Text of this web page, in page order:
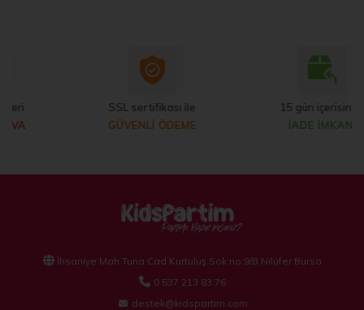
SSL sertifikası ile
GÜVENLİ ÖDEME
15 gün içerisinde
İADE İMKANI
İhsaniye Mah Tuna Cad Kurtuluş Sok no:9/B Nilüfer Bursa
0 537 213 83 76
destek@kidspartim.com